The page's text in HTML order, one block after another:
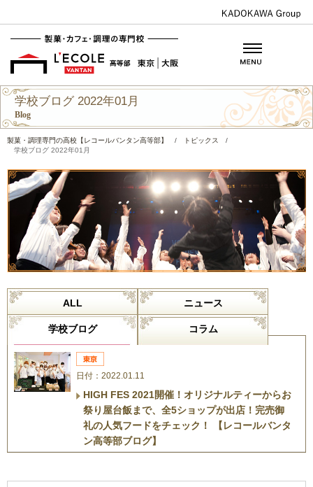
学校ブログ 2022年01月
Blog
製菓・調理専門の高校【レコールバンタン高等部】 / トピックス
/
学校ブログ 2022年01月
ALL ニュース
学校ブログ コラム
日付：2022.01.11
HIGH FES 2021開催！オリジナルティーからお
祭り屋台飯まで、全5ショップが出店！完売御
礼の人気フードをチェック！ 【レコールバンタ
ン高等部ブログ】